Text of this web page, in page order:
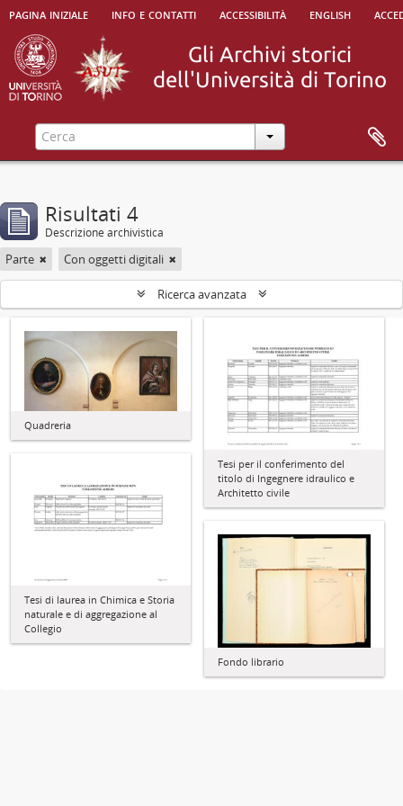
pagina iniziale info e contatti accessibilità english
Risultati 4
Descrizione archivistica
Parte Con oggetti digitali
Ricerca avanzata
Quadreria
Tesi per il conferimento del
titolo di Ingegnere idraulico e
Architetto civile
Tesi di laurea in Chimica e Storia
naturale e di aggregazione al
Collegio
Fondo librario